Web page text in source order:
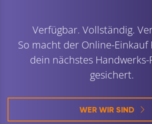
Verfügbar. Vollständig.
So macht der Online-Einkauf
dein nächstes
gesichert.
WER WIR SIND